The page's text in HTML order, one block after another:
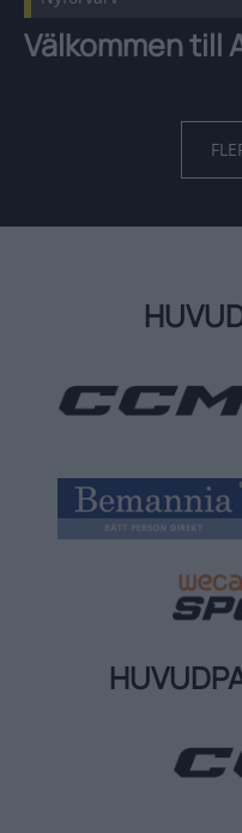
Välkommen till